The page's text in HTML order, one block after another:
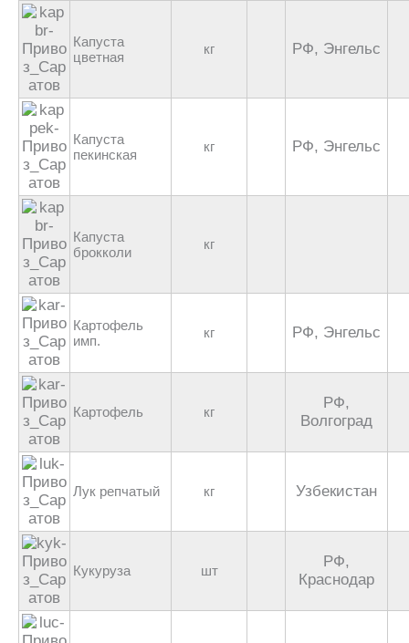
Капуста
цветная
кг РФ, Энгельс
Капуста
пекинская
кг РФ, Энгельс
Капуста
брокколи
кг
Картофель
имп.
кг РФ, Энгельс
Картофель кг
РФ,
Волгоград
Лук репчатый кг Узбекистан
Кукуруза шт
РФ,
Краснодар